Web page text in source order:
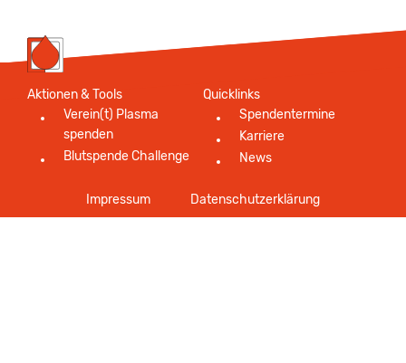
Aktionen & Tools
Verein(t) Plasma
spenden
Blutspende Challenge
Quicklinks
Spendentermine
Karriere
News
Impressum Datenschutzerklärung